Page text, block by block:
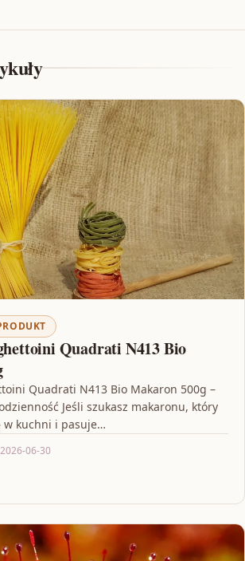
Quadrati N413 Bio
Quadrati N413 Bio Makaron 500g –
Jeśli szukasz makaronu, który
w kuchni i pasuje…
2026-06-30